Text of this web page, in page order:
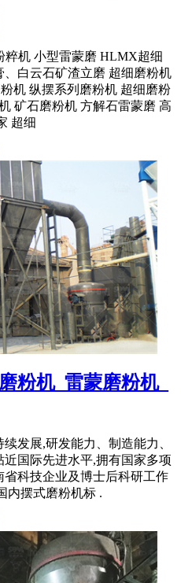
粹机 小型雷蒙磨 HLMX超细
白云石矿渣立磨 超细磨粉机
机 纵摆系列磨粉机 超细磨粉
矿石磨粉机 方解石雷蒙磨 高
超细
粉机_雷蒙磨粉机_
发展,研发能力、制造能力、
国际先进水平,拥有国家多项
省科技企业及博士后科研工作
内摆式磨粉机标 .